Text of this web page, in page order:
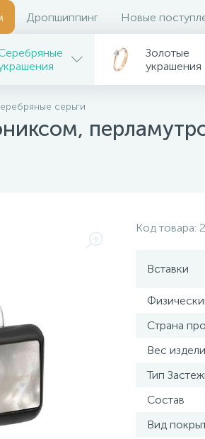
Дропшиппинг Новые
Золотые
украшения
серьги
Код товара:
Вставки
Страна
Вес
Тип
Состав
Вид